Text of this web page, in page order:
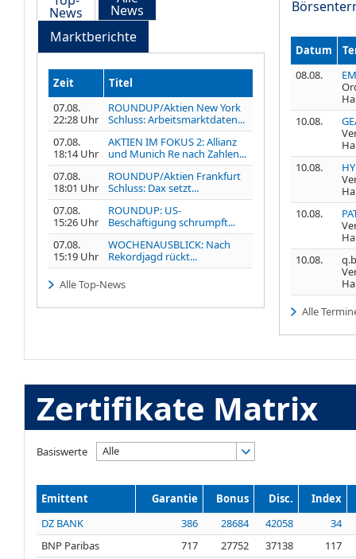
News
News
Marktberichte
Zeit
Titel
07.08.
22:28 Uhr
ROUNDUP/Aktien New York
Schluss: Arbeitsmarktdaten...
07.08.
18:14 Uhr
AKTIEN IM FOKUS 2: Allianz
und Munich Re nach Zahlen...
07.08.
18:01 Uhr
ROUNDUP/Aktien Frankfurt
Schluss: Dax setzt...
07.08.
15:26 Uhr
ROUNDUP: US-
Beschäftigung schrumpft...
07.08.
15:19 Uhr
WOCHENAUSBLICK: Nach
Rekordjagd rückt...
Alle Top-News
Datum
08.08.
10.08.
10.08.
10.08.
10.08.
Alle
Zertifikate Matrix
Basiswerte Alle
Emittent Garantie Bonus Disc.
Index
DZ BANK
386 28684 42058
34
BNP Paribas
717 27752 37138
117